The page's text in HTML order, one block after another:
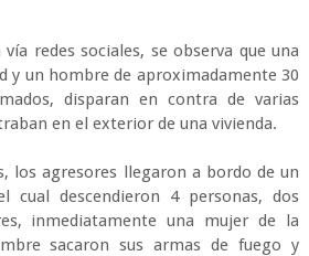
redes sociales, se observa que una
y un hombre de aproximadamente 30
disparan en contra de varias
en el exterior de una vivienda.
los agresores llegaron a bordo de un
cual descendieron 4 personas, dos
inmediatamente una mujer de la
sacaron sus armas de fuego y